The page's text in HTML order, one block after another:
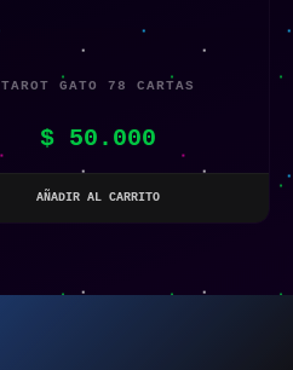
TAROT GATO 78 CARTAS
$50.000
AÑADIR AL CARRITO